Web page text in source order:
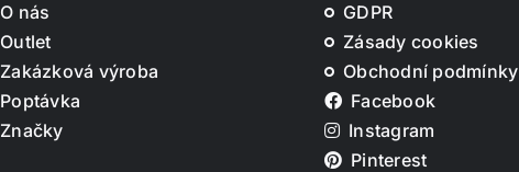
O nás
Outlet
Zakázková výroba
Poptávka
Značky
GDPR
Zásady cookies
Obchodní podmínky
Facebook
Instagram
Pinterest